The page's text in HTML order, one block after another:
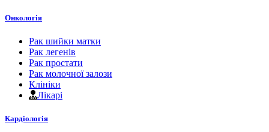
Онкологія
Рак шийки матки
Рак легенів
Рак простати
Рак молочної залози
Клініки
Лікарі
Кардіологія